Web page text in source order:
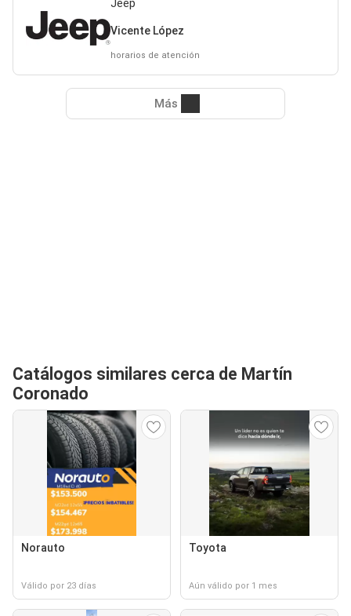
Jeep
Vicente López
horarios de atención
Más
Catálogos similares cerca de Martín
Coronado
Norauto
Válido por 23 días
Toyota
Aún válido por 1 mes